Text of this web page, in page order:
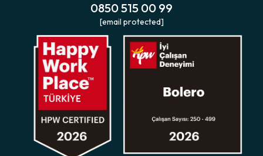
0850 515 00 99
[email protected]